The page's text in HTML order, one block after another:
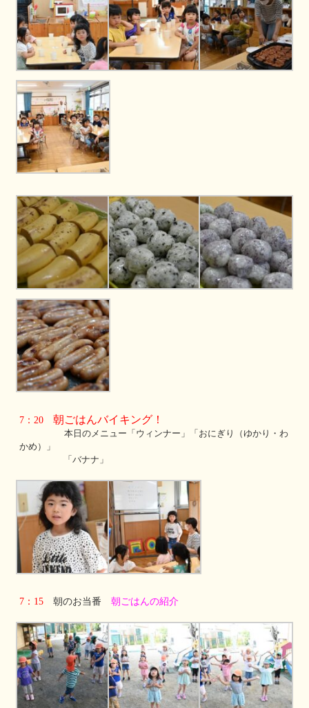
7：20朝ごはんバイキング！
本日のメニュー「ウィンナー」「おにぎり（ゆかり・わ
かめ）」
「バナナ」
7：15朝のお当番朝ごはんの紹介